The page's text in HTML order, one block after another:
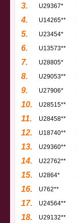
3. U29367*
4. U14265**
5. U23454*
6. U13573**
7. U28805*
8. U29053**
9. U27906*
10. U28515**
11. U28458**
12. U18740**
13. U29360**
14. U22762**
15. U2864*
16. U762**
17. U24564**
18. U29132**